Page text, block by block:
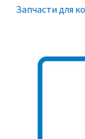
Запчасти для